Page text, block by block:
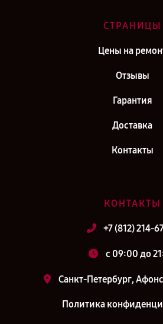
СТРАНИЦЫ
Цены на
Отзывы
Гарантия
Доставка
Контакты
КОНТАКТЫ
+7 (812) 214-
c 09:00 до
Санкт-Петербург,
Политика